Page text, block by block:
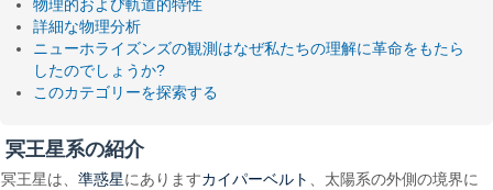
物理的および軌道的特性
詳細な物理分析
ニューホライズンズの観測はなぜ私たちの理解に革命をもたら
したのでしょうか?
このカテゴリーを探索する
冥王星系の紹介
冥王星は、準惑星にありますカイパーベルト 、太陽系の外側の境界に